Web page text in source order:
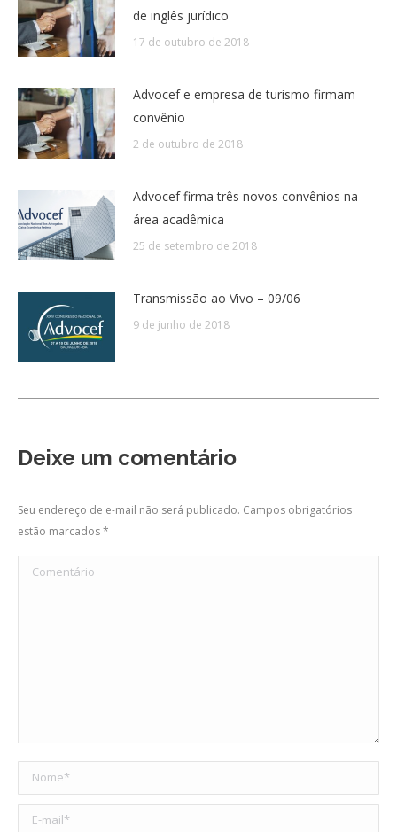
de inglês jurídico
17 de outubro de 2018
Advocef e empresa de turismo firmam
convênio
2 de outubro de 2018
Advocef firma três novos convênios na
área acadêmica
25 de setembro de 2018
Transmissão ao Vivo – 09/06
9 de junho de 2018
Deixe um comentário
Seu endereço de e-mail não será publicado. Campos obrigatórios
estão marcados*
Comentário
Nome *
E-mail *